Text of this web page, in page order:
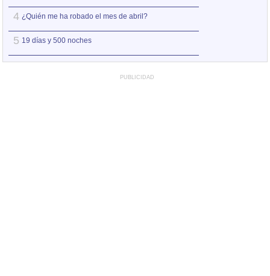
4 ¿Quién me ha robado el mes de abril?
5 19 días y 500 noches
PUBLICIDAD